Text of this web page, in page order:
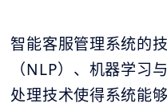
智能客服管理系统的
（NLP）、机器学习
处理技术使得系统能